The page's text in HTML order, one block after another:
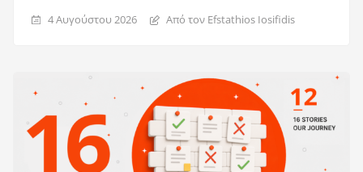
4 Αυγούστου 2026 Από τον Efstathios Iosifidis